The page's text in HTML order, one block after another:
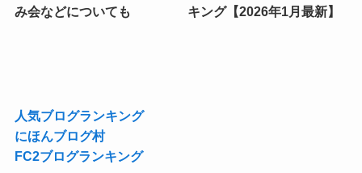
み会などについても
キング【2026年1月最新】
人気ブログランキング
にほんブログ村
FC2ブログランキング